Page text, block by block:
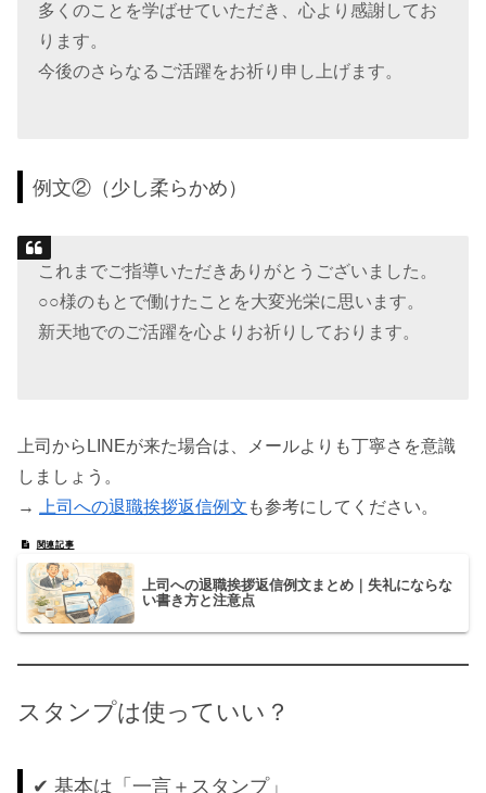
多くのことを学ばせていただき、心より感謝してお
ります。
今後のさらなるご活躍をお祈り申し上げます。
例文②（少し柔らかめ）
これまでご指導いただきありがとうございました。
○○様のもとで働けたことを大変光栄に思います。
新天地でのご活躍を心よりお祈りしております。
上司からLINEが来た場合は、メールよりも丁寧さを意識
しましょう。
→
上司への退職挨拶返信例文 も参考にしてください。
上司への退職挨拶返信例文まとめ｜失礼にならな
い書き方と注意点
スタンプは使っていい？
✔ 基本は「一言＋スタンプ」